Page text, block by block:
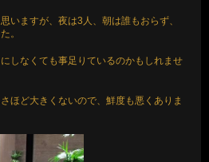
いますが、夜は3人、朝は誰もおらず、
。
しなくても事足りているのかもしれませ
ほど大きくないので、鮮度も悪くありま